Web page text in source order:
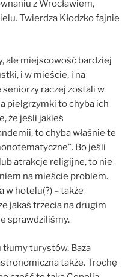
z Wrocławiem,
Twierdza Kłodzko fajnie
ale miejscowość bardziej
i w mieście, i na
raczej zostali w
pielgrzymki to chyba ich
że jeśli jakieś
to chyba właśnie te
Bo jeśli
atrakcje religijne, to nie
na mieście problem.
w hotelu(?) – także
jakaś trzecia na drugim
sprawdziliśmy.
tłumy turystów. Baza
także. Trochę